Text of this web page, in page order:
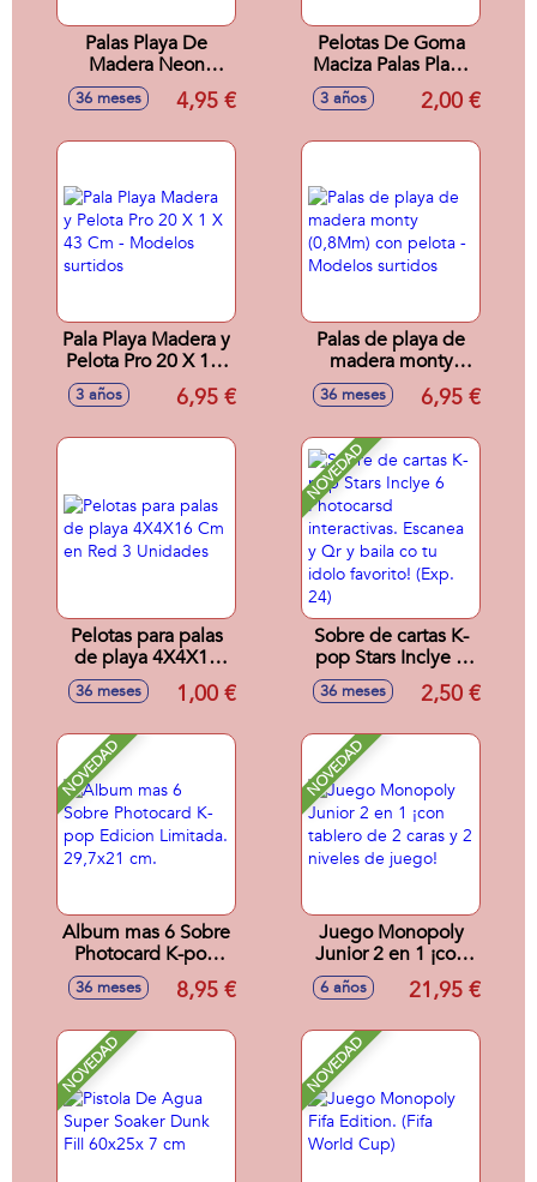
Palas Playa De
Madera Neon
20X40X0,7 Cm
Mod Sdos
36 meses 4,95 €
Pelotas De Goma
Maciza Palas Playa
47 Mm
3 años 2,00 €
Pala Playa Madera y
Pelota Pro 20 X 1 X
43 Cm - Modelos
surtidos
3 años 6,95 €
Palas de playa de
madera monty
(0,8Mm) con pelota
- Modelos surtidos
36 meses 6,95 €
Pelotas para palas
de playa 4X4X16
Cm en Red 3
Unidades
36 meses 1,00 €
NOVEDAD
Sobre de cartas K-
pop Stars Inclye 6
Photocarsd
interactivas.
baila co tu idolo
favorito! (Exp. 24)
36 meses 2,50 €
NOVEDAD
Album mas 6 Sobre
Photocard K-pop
Edicion Limitada.
29,7x21 cm.
36 meses 8,95 €
NOVEDAD
Juego Monopoly
Junior 2 en 1 ¡con
tablero de 2 caras y
2 niveles de juego!
6 años 21,95 €
NOVEDAD NOVEDAD